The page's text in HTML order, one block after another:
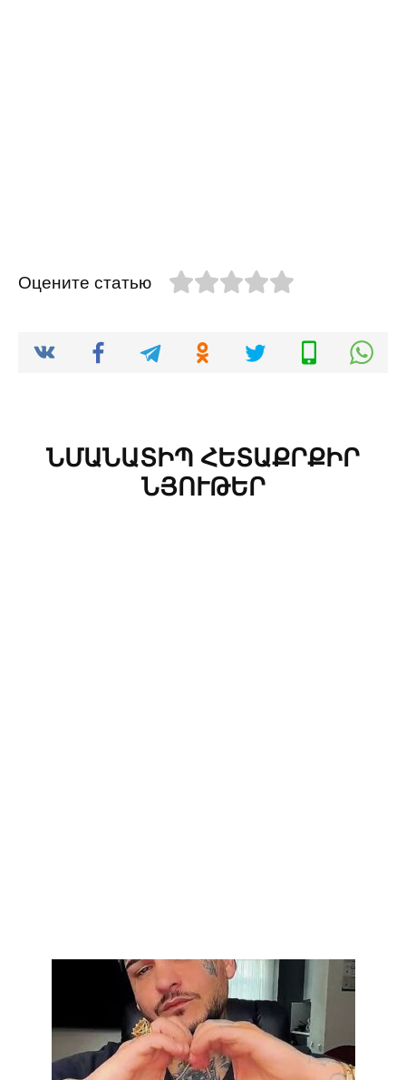
Оцените статью
ՆՄԱՆԱՏԻՊ ՀԵՏԱՔՐՔԻՐ
ՆՅՈՒԹԵՐ